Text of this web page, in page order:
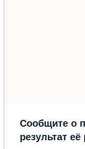
Сообщите о
результат